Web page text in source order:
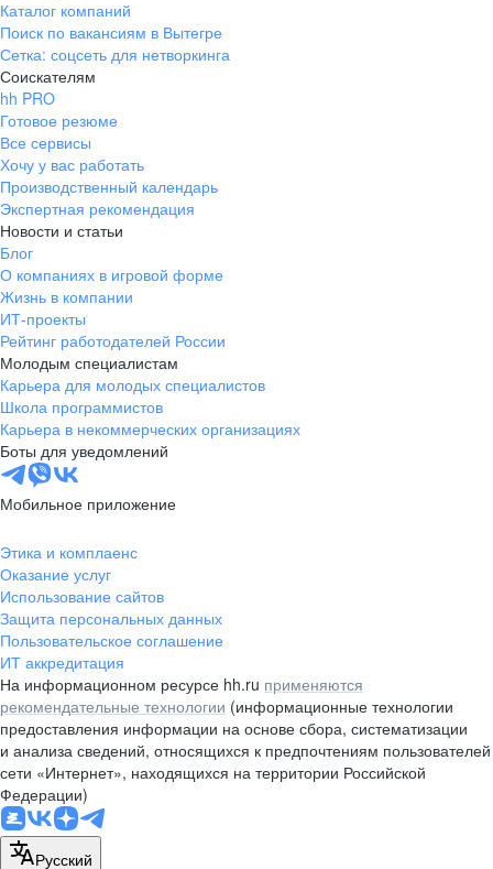
Каталог компаний
Поиск по вакансиям в Вытегре
Сетка: соцсеть для нетворкинга
Соискателям
hh PRO
Готовое резюме
Все сервисы
Хочу у вас работать
Производственный календарь
Экспертная рекомендация
Новости и статьи
Блог
О компаниях в игровой форме
Жизнь в компании
ИТ-проекты
Рейтинг работодателей России
Молодым специалистам
Карьера для молодых специалистов
Школа программистов
Карьера в некоммерческих организациях
Боты для уведомлений
Мобильное приложение
Этика и комплаенс
Оказание услуг
Использование сайтов
Защита персональных данных
Пользовательское соглашение
ИТ аккредитация
На информационном ресурсе hh.ru применяются
рекомендательные технологии (информационные технологии
предоставления информации на основе сбора, систематизации
и анализа сведений, относящихся к предпочтениям пользователей
сети «Интернет», находящихся на территории Российской
Федерации)
Русский